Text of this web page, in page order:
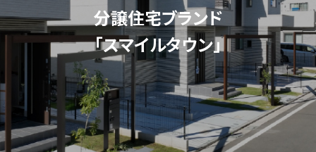
分譲住宅ブランド
「スマイルタウン」